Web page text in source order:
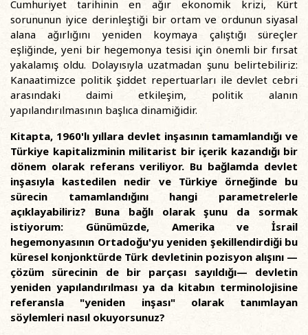
Cumhuriyet tarihinin en ağır ekonomik krizi, Kürt
sorununun iyice derinleştiği bir ortam ve ordunun siyasal
alana ağırlığını yeniden koymaya çalıştığı süreçler
eşliğinde, yeni bir hegemonya tesisi için önemli bir fırsat
yakalamış oldu. Dolayısıyla uzatmadan şunu belirtebiliriz:
Kanaatimizce politik şiddet repertuarları ile devlet cebri
arasındaki daimi etkileşim, politik alanın
yapılandırılmasının başlıca dinamiğidir.
Kitapta, 1960'lı yıllara devlet inşasının tamamlandığı ve
Türkiye kapitalizminin militarist bir içerik kazandığı bir
dönem olarak referans veriliyor. Bu bağlamda devlet
inşasıyla kastedilen nedir ve Türkiye örneğinde bu
sürecin tamamlandığını hangi parametrelerle
açıklayabiliriz? Buna bağlı olarak şunu da sormak
istiyorum: Günümüzde, Amerika ve İsrail
hegemonyasının Ortadoğu'yu yeniden şekillendirdiği bu
küresel konjonktürde Türk devletinin pozisyon alışını —
çözüm sürecinin de bir parçası sayıldığı— devletin
yeniden yapılandırılması ya da kitabın terminolojisine
referansla "yeniden inşası" olarak tanımlayan
söylemleri nasıl okuyorsunuz?